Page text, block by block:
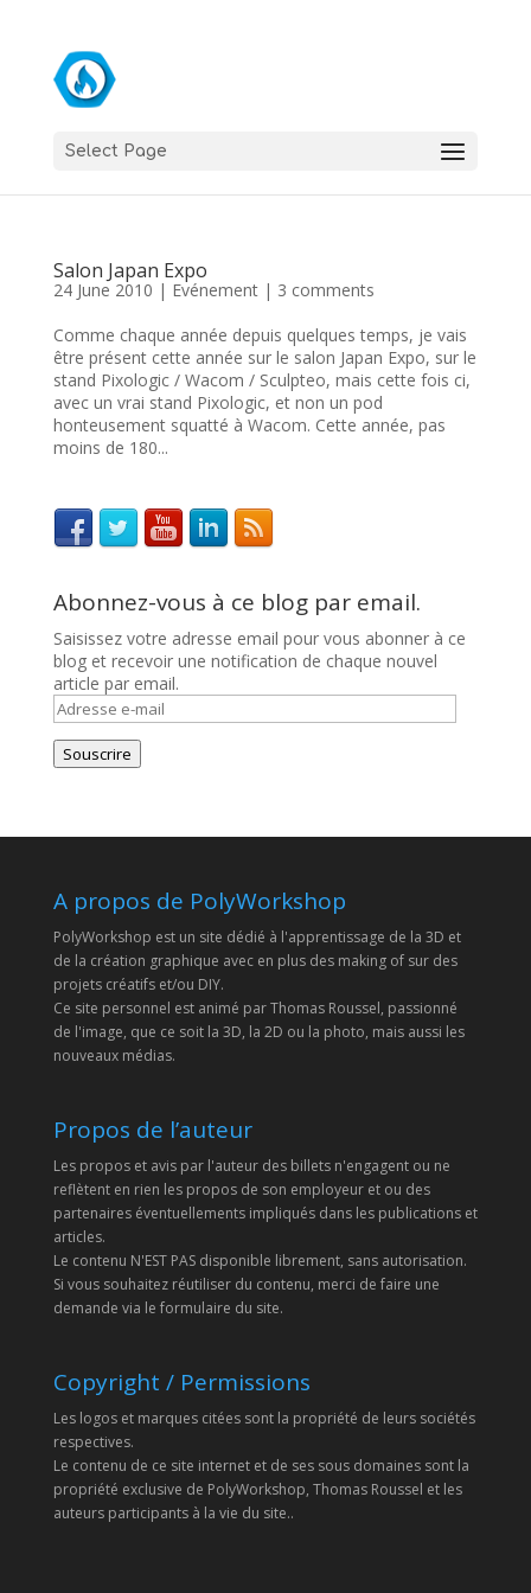
Select Page
Salon Japan Expo
24 June 2010 | Evénement| 3 comments
Comme chaque année depuis quelques temps, je vais
être présent cette année sur le salon Japan Expo, sur le
stand Pixologic / Wacom / Sculpteo, mais cette fois ci,
avec un vrai stand Pixologic, et non un pod
honteusement squatté à Wacom. Cette année, pas
moins de 180...
Abonnez-vous à ce blog par email.
Saisissez votre adresse email pour vous abonner à ce
blog et recevoir une notification de chaque nouvel
article par email.
Adresse
e-
mail
Souscrire
A propos de PolyWorkshop
PolyWorkshop est un site dédié à l'apprentissage de la 3D et
de la création graphique avec en plus des making of sur des
projets créatifs et/ou DIY.
Ce site personnel est animé par Thomas Roussel, passionné
de l'image, que ce soit la 3D, la 2D ou la photo, mais aussi les
nouveaux médias.
Propos de l’auteur
Les propos et avis par l'auteur des billets n'engagent ou ne
reflètent en rien les propos de son employeur et ou des
partenaires éventuellements impliqués dans les publications et
articles.
Le contenu N'EST PAS disponible librement, sans autorisation.
Si vous souhaitez réutiliser du contenu, merci de faire une
demande via le formulaire du site.
Copyright / Permissions
Les logos et marques citées sont la propriété de leurs sociétés
respectives.
Le contenu de ce site internet et de ses sous domaines sont la
propriété exclusive de PolyWorkshop, Thomas Roussel et les
auteurs participants à la vie du site..